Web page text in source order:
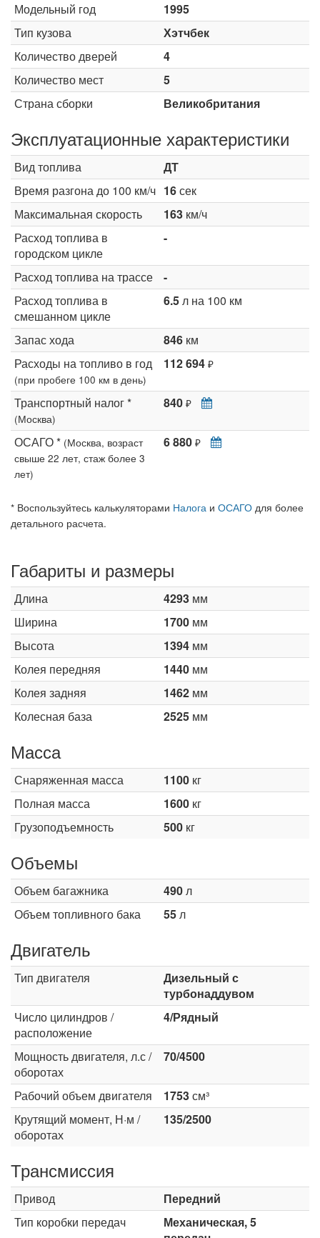
Модельный год
1995
Тип кузова
Хэтчбек
Количество дверей
4
Количество мест
5
Страна сборки
Великобритания
Эксплуатационные характеристики
Вид топлива
ДТ
Время разгона до 100 км/ч 16сек
Максимальная скорость
163 км/ч
Расход топлива в
городском цикле
-
Расход топлива на трассе
-
Расход топлива в
смешанном цикле
6.5л на 100 км
Запас хода 846 км
Расходы на топливо в год
(при пробеге 100 км в день)
112 694 ₽
Транспортный налог *
(Москва)
840 ₽
ОСАГО * (Москва, возраст
свыше 22 лет, стаж более 3
лет)
6 880 ₽
* Воспользуйтесь калькуляторами Налога и ОСАГО для более
детального расчета.
Габариты и размеры
Длина 4293 мм
Ширина
1700 мм
Высота
1394 мм
Колея передняя
1440 мм
Колея задняя
1462 мм
Колесная база
2525 мм
Масса
Снаряженная масса 1100 кг
Полная масса
1600 кг
Грузоподъемность
500 кг
Объемы
Объем багажника 490л
Объем топливного бака
55л
Двигатель
Тип двигателя
Дизельный с
турбонаддувом
Число цилиндров /
расположение
4/Рядный
Мощность двигателя, л.с /
оборотах
70/4500
Рабочий объем двигателя 1753см³
Крутящий момент, Н·м /
оборотах
135/2500
Трансмиссия
Привод
Передний
Тип коробки передач
Механическая, 5